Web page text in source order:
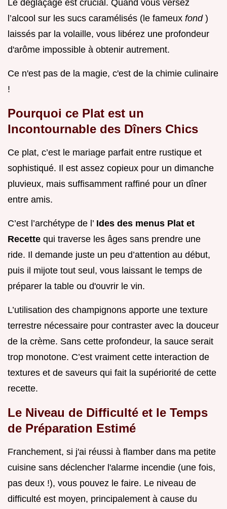
Le déglaçage est crucial. Quand vous versez
l’alcool sur les sucs caramélisés (le fameux fond )
laissés par la volaille, vous libérez une profondeur
d'arôme impossible à obtenir autrement.
Ce n'est pas de la magie, c'est de la chimie culinaire
!
Pourquoi ce Plat est un
Incontournable des Dîners Chics
Ce plat, c’est le mariage parfait entre rustique et
sophistiqué. Il est assez copieux pour un dimanche
pluvieux, mais suffisamment raffiné pour un dîner
entre amis.
C’est l’archétype de l’ Ides des menus Plat et
Recette qui traverse les âges sans prendre une
ride. Il demande juste un peu d’attention au début,
puis il mijote tout seul, vous laissant le temps de
préparer la table ou d'ouvrir le vin.
L’utilisation des champignons apporte une texture
terrestre nécessaire pour contraster avec la douceur
de la crème. Sans cette profondeur, la sauce serait
trop monotone. C’est vraiment cette interaction de
textures et de saveurs qui fait la supériorité de cette
recette.
Le Niveau de Difficulté et le Temps
de Préparation Estimé
Franchement, si j'ai réussi à flamber dans ma petite
cuisine sans déclencher l'alarme incendie (une fois,
pas deux !), vous pouvez le faire. Le niveau de
difficulté est moyen, principalement à cause du